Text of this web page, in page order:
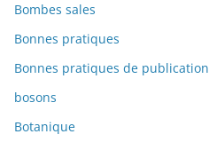
Bombes sales
Bonnes pratiques
Bonnes pratiques de publication
bosons
Botanique